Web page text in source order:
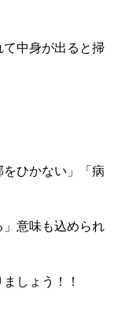
中身が出ると掃
ひかない」「病
意味も込められ
しょう！！